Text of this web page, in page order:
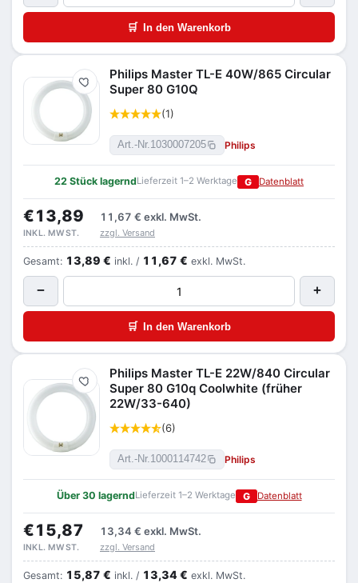
🛒 In den Warenkorb
Merken
Philips Master TL-E 40W/865 Circular
Super 80 G10Q
(1)
Art.-Nr.1030007205 Philips
22 Stück lagerndLieferzeit 1–2 Werktage G Datenblatt
€13,89 11,67 € exkl. MwSt.
INKL. MWST. zzgl. Versand
Gesamt: 13,89 € inkl. / 11,67 € exkl. MwSt.
− +
🛒 In den Warenkorb
Merken
Philips Master TL-E 22W/840 Circular
Super 80 G10q Coolwhite (früher
22W/33-640)
(6)
Art.-Nr.1000114742 Philips
Über 30 lagerndLieferzeit 1–2 Werktage G Datenblatt
€15,87 13,34 € exkl. MwSt.
INKL. MWST. zzgl. Versand
Gesamt: 15,87 € inkl. / 13,34 € exkl. MwSt.